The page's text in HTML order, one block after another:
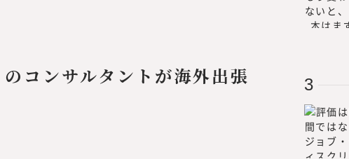
スキリング、サステナビリティ等、かつ
つまり、読者の目線で活動するには、みら
携わる編集者、記者、執筆者、われわれ自
要があります。われわれ自身も「挑戦者」
容、集める情報、発信する情報と、10年
者のために役立つ情報を発信していきた
コンサルタントが海外出張